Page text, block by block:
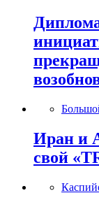
Иран и
свой